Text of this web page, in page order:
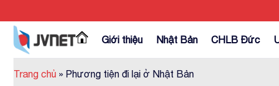
to
content
Giới thiệu Nhật Bản CHLB Đức
Trang chủ » Phương tiện đi lại ở Nhật Bản